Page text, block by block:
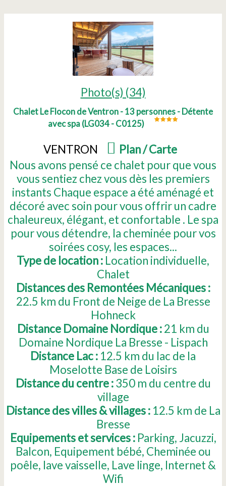
Photo(s) (34)
Chalet Le Flocon de Ventron - 13 personnes - Détente
avec spa(LG034 - C0125)
VENTRON Plan / Carte
Nous avons pensé ce chalet pour que vous
vous sentiez chez vous dès les premiers
instants Chaque espace a été aménagé et
décoré avec soin pour vous offrir un cadre
chaleureux, élégant, et confortable . Le spa
pour vous détendre, la cheminée pour vos
soirées cosy, les espaces...
Type de location : Location individuelle
Chalet
Distances des Remontées Mécaniques :
22.5 km du Front de Neige de La Bresse
Hohneck
Distance Domaine Nordique : 21 km du
Domaine Nordique La Bresse - Lispach
Distance Lac : 12.5 km du lac de la
Moselotte Base de Loisirs
Distance du centre : 350 m du centre du
village
Distance des villes & villages : 12.5 km de La
Bresse
Equipements et services : Parking Jacuzzi
Balcon Equipement bébé Cheminée ou
poêle lave vaisselle Lave linge Internet &
Wifi